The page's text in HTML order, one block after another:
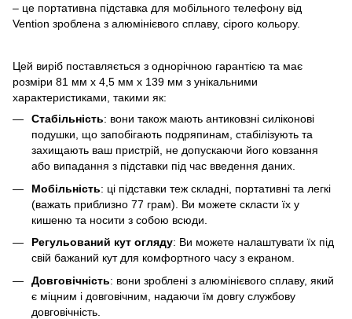
– це портативна підставка для мобільного телефону від
Vention зроблена з алюмінієвого сплаву, сірого кольору.
Цей виріб поставляється з однорічною гарантією та має
розміри 81 мм х 4,5 мм х 139 мм з унікальними
характеристиками, такими як:
Стабільність: вони також мають антиковзні силіконові
подушки, що запобігають подряпинам, стабілізують та
захищають ваш пристрій, не допускаючи його ковзання
або випадання з підставки під час введення даних.
Мобільність: ці підставки теж складні, портативні та легкі
(важать приблизно 77 грам). Ви можете скласти їх у
кишеню та носити з собою всюди.
Регульований кут огляду: Ви можете налаштувати їх під
свій бажаний кут для комфортного часу з екраном.
Довговічність: вони зроблені з алюмінієвого сплаву, який
є міцним і довговічним, надаючи їм довгу службову
довговічність.